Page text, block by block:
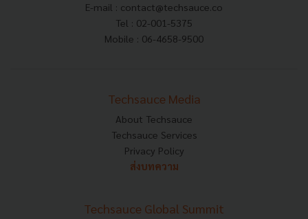
E-mail : contact@techsauce.co
Tel : 02-001-5375
Mobile : 06-4658-9500
Techsauce Media
About Techsauce
Techsauce Services
Privacy Policy
ส่งบทความ
Techsauce Global Summit